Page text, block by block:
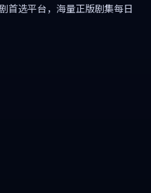
首选平台，海量正版剧集每日